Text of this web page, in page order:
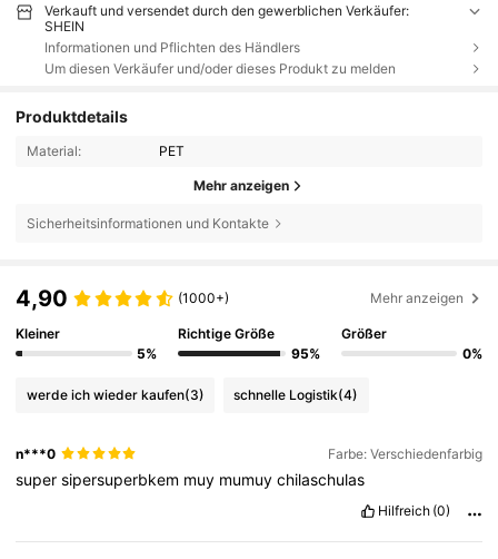
Verkauft und versendet durch den gewerblichen Verkäufer:
SHEIN
Informationen und Pflichten des Händlers
Um diesen Verkäufer und/oder dieses Produkt zu melden
Produktdetails
Material: PET
Mehr anzeigen
Sicherheitsinformationen und Kontakte
4,90 (1000+) Mehr anzeigen
Kleiner
5%
Richtige Größe
95%
Größer
0%
werde ich wieder kaufen(3) schnelle Logistik(4)
n***0 Farbe: Verschiedenfarbig
supersipersuperbkem muy mumuychilaschulas
Hilfreich (0)